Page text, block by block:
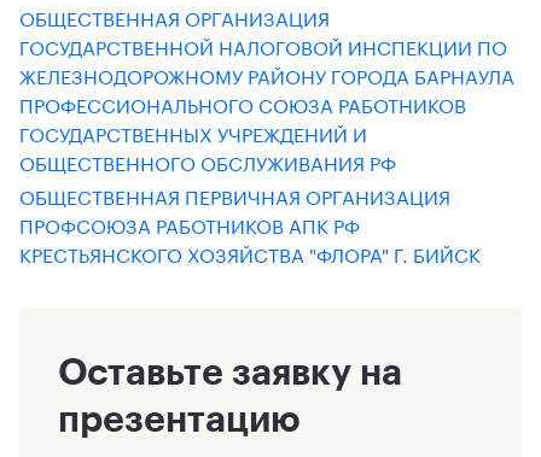
ОБЩЕСТВЕННАЯ ОРГАНИЗАЦИЯ
ГОСУДАРСТВЕННОЙ НАЛОГОВОЙ ИНСПЕКЦИИ ПО
ЖЕЛЕЗНОДОРОЖНОМУ РАЙОНУ ГОРОДА БАРНАУЛА
ПРОФЕССИОНАЛЬНОГО СОЮЗА РАБОТНИКОВ
ГОСУДАРСТВЕННЫХ УЧРЕЖДЕНИЙ И
ОБЩЕСТВЕННОГО ОБСЛУЖИВАНИЯ РФ
ОБЩЕСТВЕННАЯ ПЕРВИЧНАЯ ОРГАНИЗАЦИЯ
ПРОФСОЮЗА РАБОТНИКОВ АПК РФ
КРЕСТЬЯНСКОГО ХОЗЯЙСТВА "ФЛОРА" Г. БИЙСК
Оставьте заявку на
презентацию